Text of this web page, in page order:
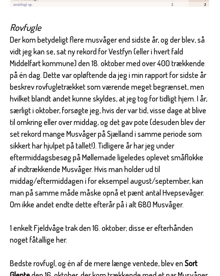
Rovfugle
Der kom betydeligt flere musvåger end sidste år, og der blev, så
vidt jeg kan se, sat ny rekord for Vestfyn (eller i hvert fald
Middelfart kommune) den 18. oktober med over 400 trækkende
på én dag. Dette var opløftende da jeg i min rapport for sidste år
beskrev rovfugletrækket som værende meget begrænset, men
hvilket blandt andet kunne skyldes, at jeg tog for tidligt hjem. I år,
særligt i oktober, forsøgte jeg, hvis der var tid, visse dage at blive
til omkring eller over middag, og det gav pote (desuden blev der
set rekord mange Musvåger på Sjælland i samme periode som
sikkert har hjulpet på tallet!). Tidligere år har jeg under
eftermiddagsbesøg på Møllemade ligeledes oplevet småflokke
af indtrækkende Musvåger. Hvis man holder ud til
middag/eftermiddagen i for eksempel august/september, kan
man på samme måde måske opnå et pænt antal Hvepsevåger.
Om ikke andet endte dette efterår på i alt 680 Musvåger.
1 enkelt Fjeldvåge trak den 16. oktober; disse er efterhånden
noget fåtallige her.
Bedste rovfugl, og én af de mere længe ventede, blev en Sort